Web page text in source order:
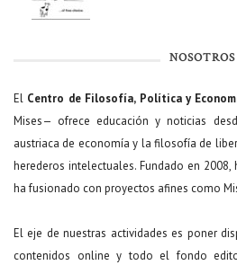
NOSOTROS
El Centro de Filosofía, Política y
Mises— ofrece educación y noticias
austriaca de economía y la filosofía de
herederos intelectuales. Fundado en
ha fusionado con proyectos afines como
El eje de nuestras actividades es poner
contenidos online y todo el fondo